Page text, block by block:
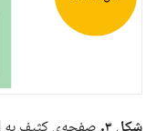
شکل ۳. صفحه‌ی کثیف به zRAM منتقل و فشرده‌سازی شد